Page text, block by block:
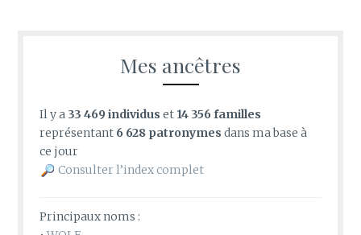
Mes ancêtres
Il y a 33 469 individus et 14 356 familles
représentant 6 628 patronymes dans ma base à
ce jour
Consulter l’index complet
Principaux noms :